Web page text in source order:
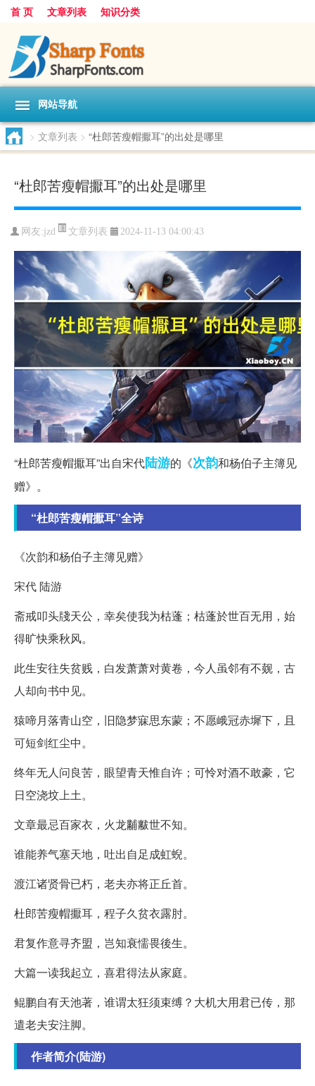
首 页 文章列表 知识分类
网站导航
> 文章列表 > “杜郎苦瘦帽擫耳”的出处是哪里
“杜郎苦瘦帽擫耳”的出处是哪里
网友:jzd 文章列表 2024-11-13 04:00:43
“杜郎苦瘦帽擫耳”出自宋代陆游的《次韵和杨伯子主簿见
赠》。
“杜郎苦瘦帽擫耳”全诗
《次韵和杨伯子主簿见赠》
宋代 陆游
斋戒叩头牋天公，幸矣使我为枯蓬；枯蓬於世百无用，始
得旷快乘秋风。
此生安往失贫贱，白发萧萧对黄卷，今人虽邻有不觌，古
人却向书中见。
猿啼月落青山空，旧隐梦寐思东蒙；不愿峨冠赤墀下，且
可短剑红尘中。
终年无人问良苦，眼望青天惟自许；可怜对酒不敢豪，它
日空浇坟上土。
文章最忌百家衣，火龙黼黻世不知。
谁能养气塞天地，吐出自足成虹蜺。
渡江诸贤骨已朽，老夫亦将正丘首。
杜郎苦瘦帽擫耳，程子久贫衣露肘。
君复作意寻齐盟，岂知衰懦畏後生。
大篇一读我起立，喜君得法从家庭。
鲲鹏自有天池著，谁谓太狂须束缚？大机大用君已传，那
遣老夫安注脚。
作者简介(陆游)